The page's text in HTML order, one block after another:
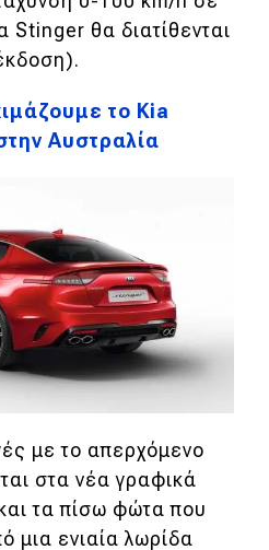
Stinger θα διατίθενται
το Kia
Αυστραλία
με το απερχόμενο
στα νέα γραφικά
τα πίσω φώτα που
μια ενιαία λωρίδα